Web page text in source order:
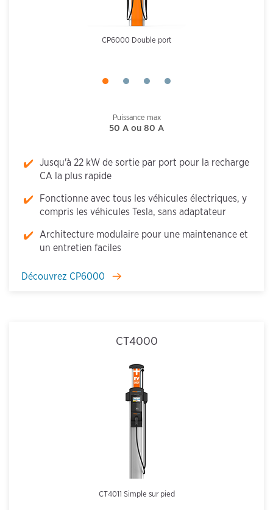
CP6000 Double port
Puissance max
50 A ou 80 A
Jusqu'à 22 kW de sortie par port pour la recharge
CA la plus rapide
Fonctionne avec tous les véhicules électriques, y
compris les véhicules Tesla, sans adaptateur
Architecture modulaire pour une maintenance et
un entretien faciles
Découvrez CP6000
CT4000
CT4011 Simple sur pied